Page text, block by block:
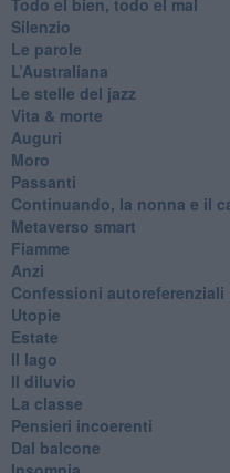
Silenzio
Le parole
​L’Australiana
Le stelle del jazz
Vita & morte
Auguri
Moro
Passanti
Continuando, la nonna e il
Metaverso smart
Fiamme
Anzi
Confessioni autoreferenziali
Utopie
Estate
Il lago
Il diluvio
La classe
Pensieri incoerenti
Dal balcone